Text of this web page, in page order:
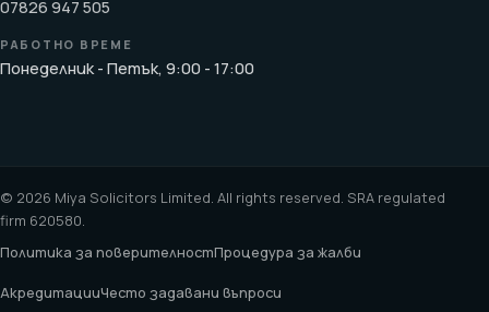
07826 947 505
РАБОТНО ВРЕМЕ
Понеделник - Петък, 9:00 - 17:00
© 2026 Miya Solicitors Limited. All rights reserved. SRA regulated
firm 620580.
Политика за поверителностПроцедура за жалби
АкредитацииЧесто задавани въпроси